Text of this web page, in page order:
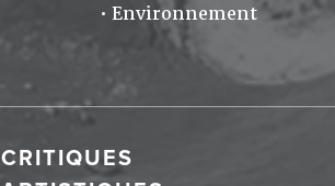
Environnement
CRITIQUES